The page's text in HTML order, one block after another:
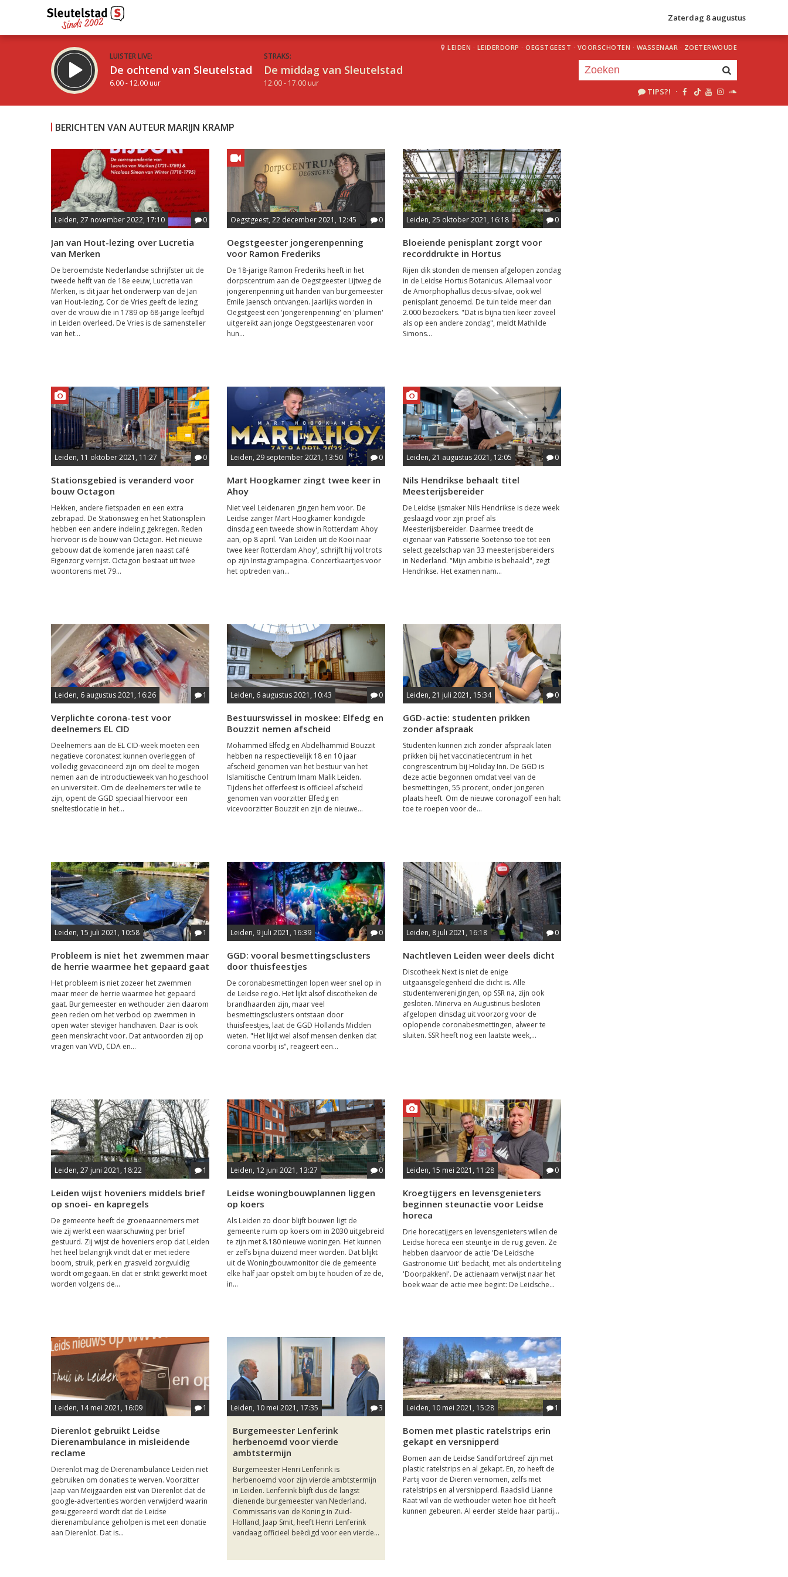
Zaterdag 8 augustus
LUISTER LIVE:
De ochtend van Sleutelstad
6.00 - 12.00 uur
STRAKS:
De middag van Sleutelstad
12.00 - 17.00 uur
LEIDEN · LEIDERDORP · OEGSTGEEST · VOORSCHOTEN · WASSENAAR · ZOETERWOUDE
TIPS?! ·
Inklappen
BERICHTEN VAN AUTEUR MARIJN KRAMP
Leiden, 27 november 2022, 17:10 0
Jan van Hout-lezing over Lucretia
van Merken
De beroemdste Nederlandse schrijfster uit de
tweede helft van de 18e eeuw, Lucretia van
Merken, is dit jaar het onderwerp van de Jan
van Hout-lezing. Cor de Vries geeft de lezing
over de vrouw die in 1789 op 68-jarige leeftijd
in Leiden overleed. De Vries is de samensteller
van het...
Oegstgeest, 22 december 2021, 12:45 0
Oegstgeester jongerenpenning
voor Ramon Frederiks
De 18-jarige Ramon Frederiks heeft in het
dorpscentrum aan de Oegstgeester Lijtweg de
jongerenpenning uit handen van burgemeester
Emile Jaensch ontvangen. Jaarlijks worden in
Oegstgeest een 'jongerenpenning' en 'pluimen'
uitgereikt aan jonge Oegstgeestenaren voor
hun...
Leiden, 25 oktober 2021, 16:18 0
Bloeiende penisplant zorgt voor
recorddrukte in Hortus
Rijen dik stonden de mensen afgelopen zondag
in de Leidse Hortus Botanicus. Allemaal voor
de Amorphophallus decus-silvae, ook wel
penisplant genoemd. De tuin telde meer dan
2.000 bezoekers. "Dat is bijna tien keer zoveel
als op een andere zondag", meldt Mathilde
Simons...
Leiden, 11 oktober 2021, 11:27 0
Stationsgebied is veranderd voor
bouw Octagon
Hekken, andere fietspaden en een extra
zebrapad. De Stationsweg en het Stationsplein
hebben een andere indeling gekregen. Reden
hiervoor is de bouw van Octagon. Het nieuwe
gebouw dat de komende jaren naast café
Eigenzorg verrijst. Octagon bestaat uit twee
woontorens met 79...
Leiden, 29 september 2021, 13:50 0
Mart Hoogkamer zingt twee keer in
Ahoy
Niet veel Leidenaren gingen hem voor. De
Leidse zanger Mart Hoogkamer kondigde
dinsdag een tweede show in Rotterdam Ahoy
aan, op 8 april. 'Van Leiden uit de Kooi naar
twee keer Rotterdam Ahoy', schrijft hij vol trots
op zijn Instagrampagina. Concertkaartjes voor
het optreden van...
Leiden, 21 augustus 2021, 12:05 0
Nils Hendrikse behaalt titel
Meesterijsbereider
De Leidse ijsmaker Nils Hendrikse is deze week
geslaagd voor zijn proef als
Meesterijsbereider. Daarmee treedt de
eigenaar van Patisserie Soetenso toe tot een
select gezelschap van 33 meesterijsbereiders
in Nederland. "Mijn ambitie is behaald", zegt
Hendrikse. Het examen nam...
Leiden, 6 augustus 2021, 16:26 1
Verplichte corona-test voor
deelnemers EL CID
Deelnemers aan de EL CID-week moeten een
negatieve coronatest kunnen overleggen of
volledig gevaccineerd zijn om deel te mogen
nemen aan de introductieweek van hogeschool
en universiteit. Om de deelnemers ter wille te
zijn, opent de GGD speciaal hiervoor een
sneltestlocatie in het...
Leiden, 6 augustus 2021, 10:43 0
Bestuurswissel in moskee: Elfedg en
Bouzzit nemen afscheid
Mohammed Elfedg en Abdelhammid Bouzzit
hebben na respectievelijk 18 en 10 jaar
afscheid genomen van het bestuur van het
Islamitische Centrum Imam Malik Leiden.
Tijdens het offerfeest is officieel afscheid
genomen van voorzitter Elfedg en
vicevoorzitter Bouzzit en zijn de nieuwe...
Leiden, 21 juli 2021, 15:34 0
GGD-actie: studenten prikken
zonder afspraak
Studenten kunnen zich zonder afspraak laten
prikken bij het vaccinatiecentrum in het
congrescentrum bij Holiday Inn. De GGD is
deze actie begonnen omdat veel van de
besmettingen, 55 procent, onder jongeren
plaats heeft. Om de nieuwe coronagolf een halt
toe te roepen voor de...
Leiden, 15 juli 2021, 10:58 1
Probleem is niet het zwemmen maar
de herrie waarmee het gepaard gaat
Het probleem is niet zozeer het zwemmen
maar meer de herrie waarmee het gepaard
gaat. Burgemeester en wethouder zien daarom
geen reden om het verbod op zwemmen in
open water steviger handhaven. Daar is ook
geen menskracht voor. Dat antwoorden zij op
vragen van VVD, CDA en...
Leiden, 9 juli 2021, 16:39 0
GGD: vooral besmettingsclusters
door thuisfeestjes
De coronabesmettingen lopen weer snel op in
de Leidse regio. Het lijkt alsof discotheken de
brandhaarden zijn, maar veel
besmettingsclusters ontstaan door
thuisfeestjes, laat de GGD Hollands Midden
weten. "Het lijkt wel alsof mensen denken dat
corona voorbij is", reageert een...
Leiden, 8 juli 2021, 16:18 0
Nachtleven Leiden weer deels dicht
Discotheek Next is niet de enige
uitgaansgelegenheid die dicht is. Alle
studentenverenigingen, op SSR na, zijn ook
gesloten. Minerva en Augustinus besloten
afgelopen dinsdag uit voorzorg voor de
oplopende coronabesmettingen, alweer te
sluiten. SSR heeft nog een laatste week,...
Leiden, 27 juni 2021, 18:22 1
Leiden wijst hoveniers middels brief
op snoei- en kapregels
De gemeente heeft de groenaannemers met
wie zij werkt een waarschuwing per brief
gestuurd. Zij wijst de hoveniers erop dat Leiden
het heel belangrijk vindt dat er met iedere
boom, struik, perk en grasveld zorgvuldig
wordt omgegaan. En dat er strikt gewerkt moet
worden volgens de...
Leiden, 12 juni 2021, 13:27 0
Leidse woningbouwplannen liggen
op koers
Als Leiden zo door blijft bouwen ligt de
gemeente ruim op koers om in 2030 uitgebreid
te zijn met 8.180 nieuwe woningen. Het kunnen
er zelfs bijna duizend meer worden. Dat blijkt
uit de Woningbouwmonitor die de gemeente
elke half jaar opstelt om bij te houden of ze de,
in...
Leiden, 15 mei 2021, 11:28 0
Kroegtijgers en levensgenieters
beginnen steunactie voor Leidse
horeca
Drie horecatijgers en levensgenieters willen de
Leidse horeca een steuntje in de rug geven. Ze
hebben daarvoor de actie 'De Leidsche
Gastronomie Uit' bedacht, met als ondertiteling
'Doorpakken!'. De actienaam verwijst naar het
boek waar de actie mee begint: De Leidsche...
Leiden, 14 mei 2021, 16:09 1
Dierenlot gebruikt Leidse
Dierenambulance in misleidende
reclame
Dierenlot mag de Dierenambulance Leiden niet
gebruiken om donaties te werven. Voorzitter
Jaap van Meijgaarden eist van Dierenlot dat de
google-advertenties worden verwijderd waarin
gesuggereerd wordt dat de Leidse
dierenambulance geholpen is met een donatie
aan Dierenlot. Dat is...
Leiden, 10 mei 2021, 17:35 3
Burgemeester Lenferink
herbenoemd voor vierde
ambtstermijn
Burgemeester Henri Lenferink is
herbenoemd voor zijn vierde ambtstermijn
in Leiden. Lenferink blijft dus de langst
dienende burgemeester van Nederland.
Commissaris van de Koning in Zuid-
Holland, Jaap Smit, heeft Henri Lenferink
vandaag officieel beëdigd voor een vierde...
Leiden, 10 mei 2021, 15:28 1
Bomen met plastic ratelstrips erin
gekapt en versnipperd
Bomen aan de Leidse Sandifortdreef zijn met
plastic ratelstrips en al gekapt. En, zo heeft de
Partij voor de Dieren vernomen, zelfs met
ratelstrips en al versnipperd. Raadslid Lianne
Raat wil van de wethouder weten hoe dit heeft
kunnen gebeuren. Al eerder stelde haar partij...